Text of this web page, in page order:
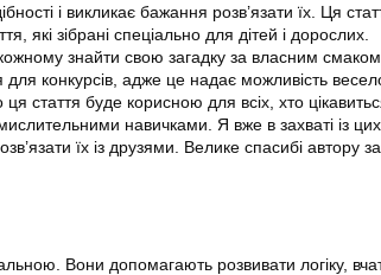
і викликає бажання розв’язати їх. Ця
які зібрані спеціально для дітей і дорослих.
знайти свою загадку за власним
конкурсів, адже це надає можливість
буде корисною для всіх, хто
навичками. Я вже в захваті із цих
їх із друзями. Велике спасибі автору за
Вони допомагають розвивати логіку,